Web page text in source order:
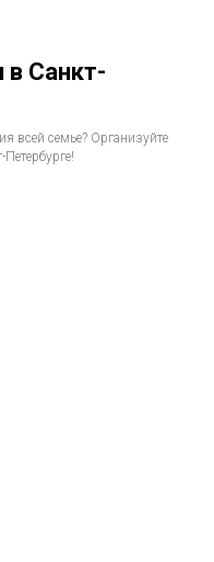
в Санкт-
всей семье? Организуйте